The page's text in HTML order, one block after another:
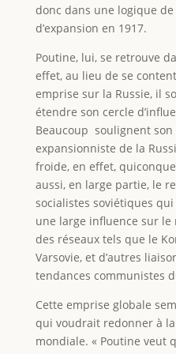
donc dans une logique
d’expansion en 1917.
Poutine, lui, se retrouve
effet, au lieu de se
emprise sur la Russie, il
étendre son cercle
Beaucoup soulignent
expansionniste de la
froide, en effet,
aussi, en large partie, le
socialistes soviétiques qui
une large influence sur
des réseaux tels que le
Varsovie, et d’autres
tendances communistes
Cette emprise globale
qui voudrait redonner à
mondiale. « Poutine veut